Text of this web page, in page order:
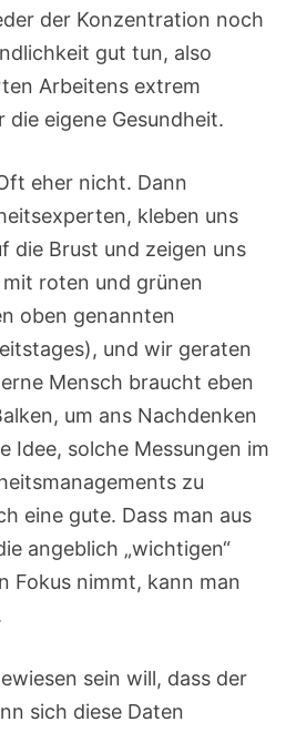
der Konzentration noch
gut tun, also
Arbeitens extrem
eigene Gesundheit.
eher nicht. Dann
kleben uns
die Brust und zeigen uns
roten und grünen
oben genannten
und wir geraten
Mensch braucht eben
um ans Nachdenken
Idee, solche Messungen im
zu
eine gute. Dass man aus
angeblich „wichtigen“
Fokus nimmt, kann man
sein will, dass der
sich diese Daten